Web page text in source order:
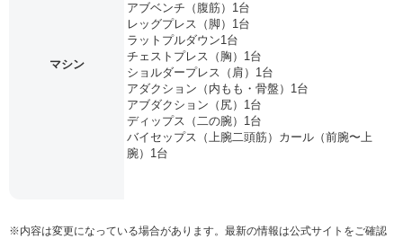
マシン
アブベンチ（腹筋）1台
レッグプレス（脚）1台
ラットプルダウン1台
チェストプレス（胸）1台
ショルダープレス（肩）1台
アダクション（内もも・骨盤）1台
アブダクション（尻）1台
ディップス（二の腕）1台
バイセップス（上腕二頭筋）カール（前腕〜上
腕）1台
※内容は変更になっている場合があります。最新の情報は公式サイトをご確認